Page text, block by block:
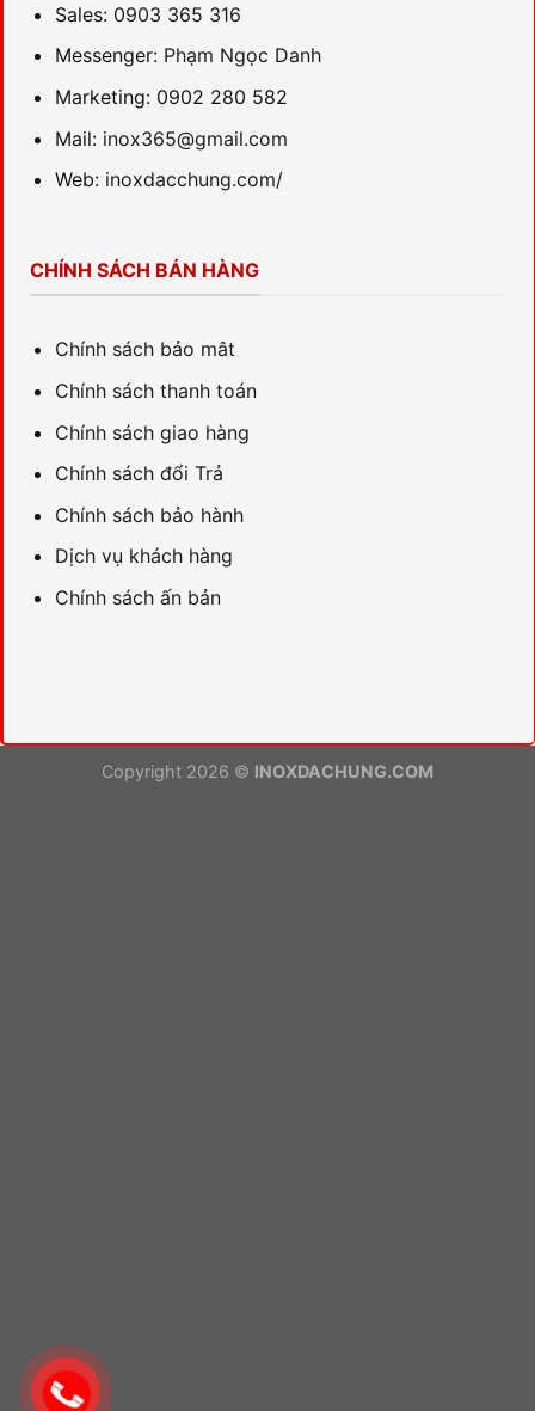
Sales: 0903 365 316
Messenger: Phạm Ngọc Danh
Marketing: 0902 280 582
Mail: inox365@gmail.com
Web: inoxdacchung.com/
CHÍNH SÁCH BÁN HÀNG
Chính sách bảo mât
Chính sách thanh toán
Chính sách giao hàng
Chính sách đổi Trả
Chính sách bảo hành
Dịch vụ khách hàng
Chính sách ấn bản
Copyright 2026 © INOXDACHUNG.COM